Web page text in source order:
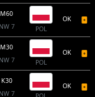
M60
NW 7
POL
OK
M30
NW 7
POL
OK
K30
NW 7
OK